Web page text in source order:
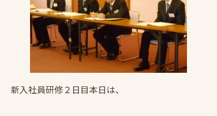
新入社員研修２日目本日は、